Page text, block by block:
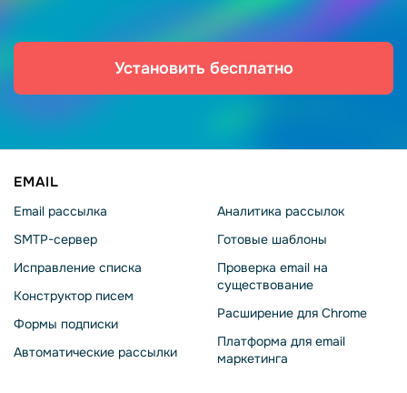
Установить бесплатно
EMAIL
Email рассылка
SMTP-сервер
Исправление списка
Конструктор писем
Формы подписки
Автоматические рассылки
Аналитика рассылок
Готовые шаблоны
Проверка email на
существование
Расширение для Chrome
Платформа для email
маркетинга